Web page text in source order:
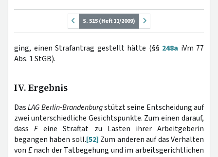
S. 515 (Heft 11/2009)
ging, einen Strafantrag gestellt hätte (§§ 248a iVm 77
Abs. 1 StGB).
IV. Ergebnis
DasLAG Berlin-Brandenburgstützt seine Entscheidung auf
zwei unterschiedliche Gesichtspunkte. Zum einen darauf,
dassEeine Straftat zu Lasten ihrer Arbeitgeberin
begangen haben soll.[52] Zum anderen auf das Verhalten
von Enach der Tatbegehung und im arbeitsgerichtlichen